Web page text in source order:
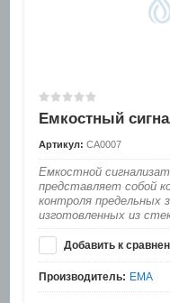
Емкостный
Артикул: CA0007
Емкостной
представляет собой
контроля предельных
изготовленных из
Добавить к
Производитель: EMA